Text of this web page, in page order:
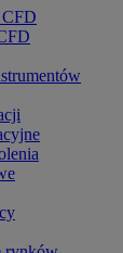
CFD